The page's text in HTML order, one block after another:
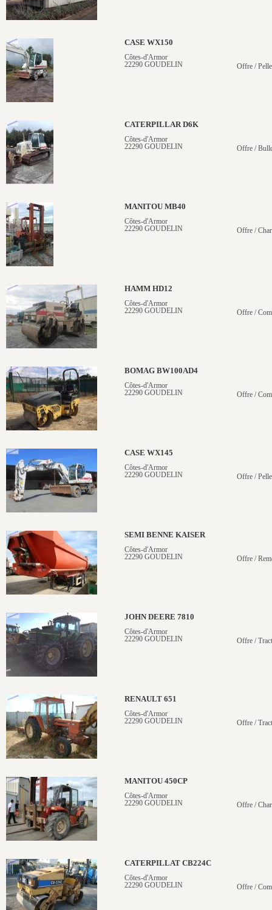
CASE WX150
Côtes-d'Armor
22290 GOUDELIN
Offre /
CATERPILLAR D6K
Côtes-d'Armor
22290 GOUDELIN
Offre /
MANITOU MB40
Côtes-d'Armor
22290 GOUDELIN
Offre /
HAMM HD12
Côtes-d'Armor
22290 GOUDELIN
Offre /
BOMAG BW100AD4
Côtes-d'Armor
22290 GOUDELIN
Offre /
CASE WX145
Côtes-d'Armor
22290 GOUDELIN
Offre /
SEMI BENNE KAISER
Côtes-d'Armor
22290 GOUDELIN
Offre /
JOHN DEERE 7810
Côtes-d'Armor
22290 GOUDELIN
Offre /
RENAULT 651
Côtes-d'Armor
22290 GOUDELIN
Offre /
MANITOU 450CP
Côtes-d'Armor
22290 GOUDELIN
Offre /
CATERPILLAT CB224C
Côtes-d'Armor
22290 GOUDELIN
Offre /